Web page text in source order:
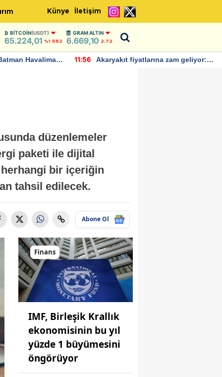
Künye İletişim
BITCOIN(USDT)
65.224,01 %1.582
GRAM ALTIN
6.669,10 2,72
Havalimanı
11:56
Akaryakıt fiyatlarına zam geliyor:
düzenlemeler
paketi ile dijital
bir içeriğin
tahsil edilecek.
Abone Ol
Finans
IMF, Birleşik Krallık
ekonomisinin bu yıl
yüzde 1 büyümesini
öngörüyor